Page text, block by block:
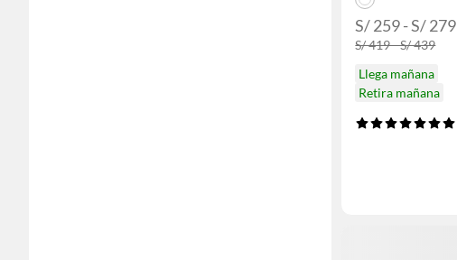
S/ 259 - S/ 279
S/ 419 - S/ 439
Llega mañana
Retira mañana